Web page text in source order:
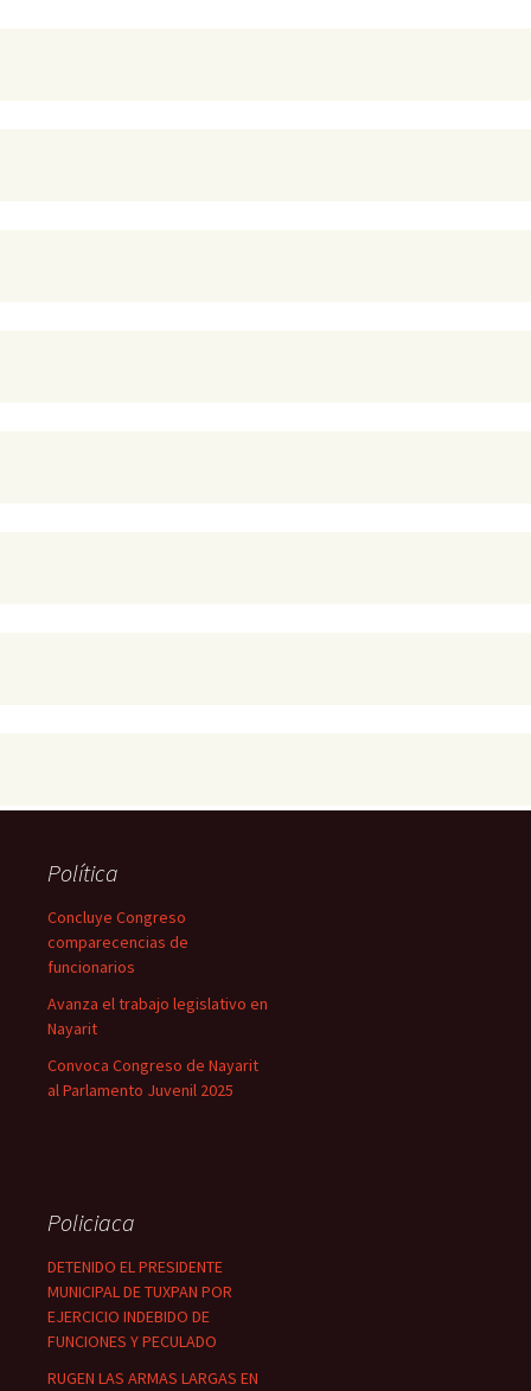
Política
Concluye Congreso
comparecencias de
funcionarios
Avanza el trabajo legislativo en
Nayarit
Convoca Congreso de Nayarit
al Parlamento Juvenil 2025
Policiaca
DETENIDO EL PRESIDENTE
MUNICIPAL DE TUXPAN POR
EJERCICIO INDEBIDO DE
FUNCIONES Y PECULADO
RUGEN LAS ARMAS LARGAS EN